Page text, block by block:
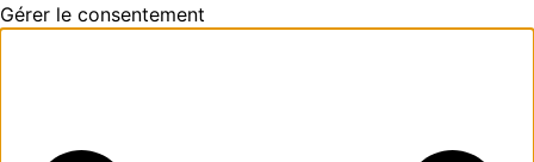
Gérer le consentement